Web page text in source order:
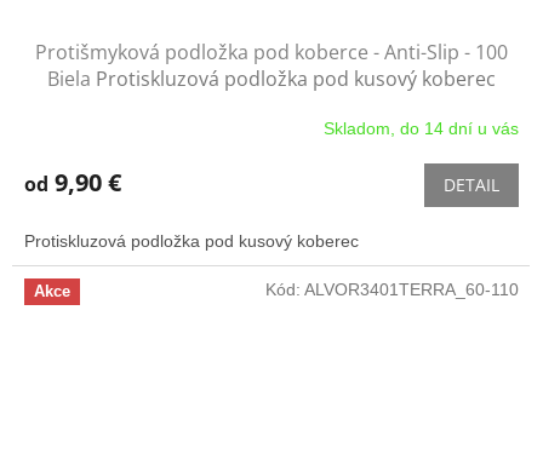
Protišmyková podložka pod koberce - Anti-Slip - 100
Biela Protiskluzová podložka pod kusový koberec
Skladom, do 14 dní u vás
od 9,90 € DETAIL
Protiskluzová podložka pod kusový koberec
Akce Kód: ALVOR3401TERRA_60-110